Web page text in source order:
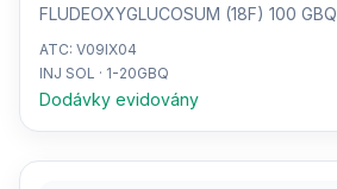
FLUDEOXYGLUCOSUM (18F) 100 GBQ
ATC: V09IX04
INJ SOL · 1-20GBQ
Dodávky evidovány